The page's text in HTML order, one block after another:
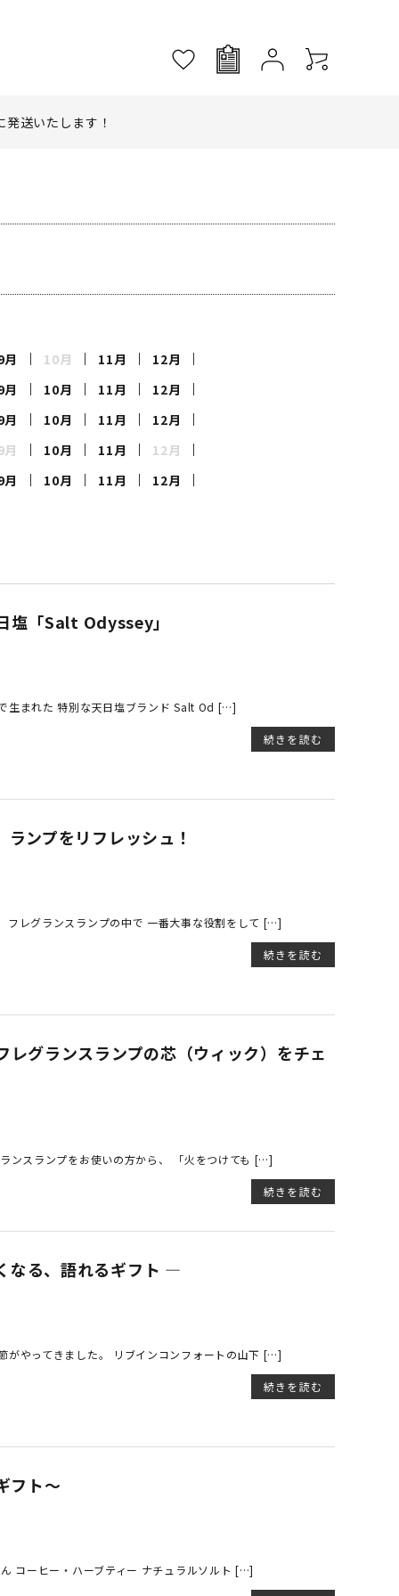
送いたします！
月 10月 11月
12月
月 10月 11月
12月
月 10月 11月
12月
月 10月 11月
12月
月 10月 11月
12月
塩「Salt Odyssey」
生まれた 特別な天日塩ブランド Salt Od […]
続きを読む
ンプをリフレッシュ！
フレグランスランプの中で 一番大事な役割をして […]
続きを読む
グランスランプの芯（ウィック）をチェ
ンスランプをお使いの方から、 「火をつけても […]
続きを読む
なる、語れるギフト ―
がやってきました。 リブインコンフォートの山下 […]
続きを読む
フト～
コーヒー・ハーブティー ナチュラルソルト […]